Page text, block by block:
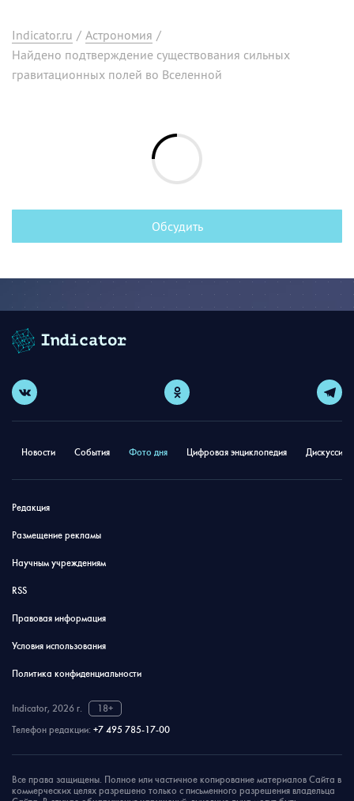
Indicator.ru / Астрономия /
Найдено подтверждение существования сильных
гравитационных полей во Вселенной
Обсудить
Новости События Фото дня Цифровая энциклопедия
Редакция
Размещение рекламы
Научным учреждениям
RSS
Правовая информация
Условия использования
Политика конфиденциальности
Indicator, 2026 г.
18+
Телефон редакции: +7 495 785-17-00
Все права защищены. Полное или частичное копирование материалов Сайта в
коммерческих целях разрешено только с письменного разрешения владельца